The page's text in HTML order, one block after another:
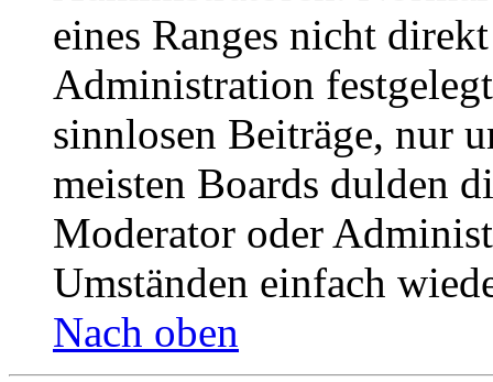
eines Ranges nicht
Administration
sinnlosen Beiträge, nur
meisten Boards dulden
Moderator oder
Umständen einfach
Nach oben